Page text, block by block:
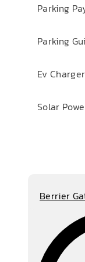
Parking
Parking
Ev
Solar
Berrier